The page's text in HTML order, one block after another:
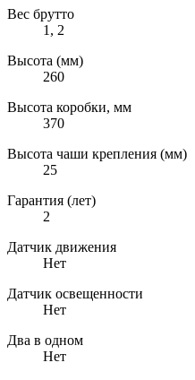
Вес брутто
1, 2
Высота (мм)
260
Высота коробки, мм
370
Высота чаши крепления (мм)
25
Гарантия (лет)
2
Датчик движения
Нет
Датчик освещенности
Нет
Два в одном
Нет